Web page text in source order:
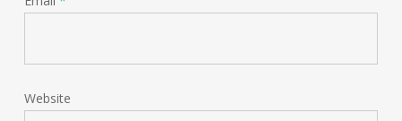
Website